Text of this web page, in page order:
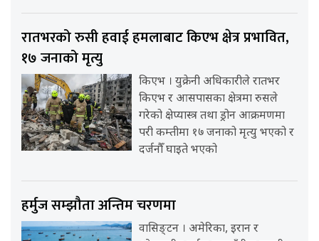
रातभरको रुसी हवाई हमलाबाट किएभ क्षेत्र प्रभावित,
१७ जनाको मृत्यु
किएभ । युक्रेनी अधिकारीले रातभर
किएभ र आसपासका क्षेत्रमा रुसले
गरेको क्षेप्यास्त्र तथा ड्रोन आक्रमणमा
परी कम्तीमा १७ जनाको मृत्यु भएको र
दर्जनौँ घाइते भएको
हर्मुज सम्झौता अन्तिम चरणमा
वासिङ्टन । अमेरिका, इरान र